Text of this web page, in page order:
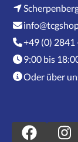
+49 (0) 2841
9:00 bis
Oder über